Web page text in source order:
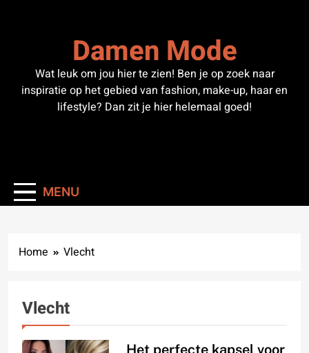
Damen Mode
Wat leuk om jou hier te zien! Ben je op zoek naar
inspiratie op het gebied van fashion, make-up, haar en
lifestyle? Dan zit je hier helemaal goed!
MENU
Home Vlecht
Vlecht